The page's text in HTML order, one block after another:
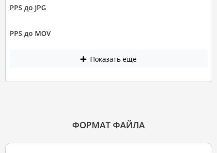
PPS до JPG
PPS до MOV
Показать еще
ФОРМАТ ФАЙЛА